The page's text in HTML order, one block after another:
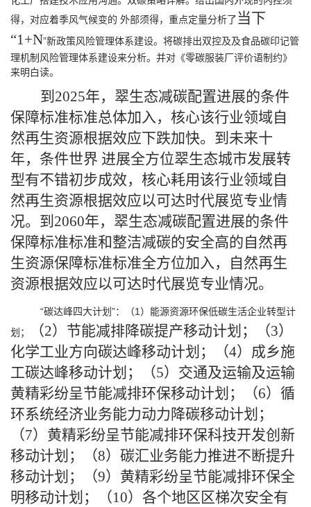
得，对应着季风气候变的 外部须得，重点定量分析了当下
“1+N”新政策风险管理体系建设。将碳排出双控及及食品碳印记管
理机制风险管理体系建设来分析。并对《零碳服装厂评价语制约》
来明白读。
到2025年，翠生态减碳配置进展的条件
保障标准标准总体加入，核心该行业领域自
然再生资源根据效应下跌加快。到未来十
年，条件世界 进展全方位翠生态城市发展转
型有不错初步成效，核心耗用该行业领域自
然再生资源根据效应以可达时代展览专业情
况。到2060年，翠生态减碳配置进展的条件
保障标准标准和整洁减碳的安全高的自然再
生资源保障标准标准全方位加入，自然再生
资源根据效应以可达时代展览专业情况。
“碳达峰四大计划”：（1）能源资源环保低碳生活企业转型计
划；
（2）节能减排降碳提产移动计划；（3）
化学工业方向碳达峰移动计划；（4）成乡施
工碳达峰移动计划；（5）交通及运输及运输
黄精彩纷呈节能减排环保移动计划；（6）循
环系统经济业务能力动力降碳移动计划；
（7）黄精彩纷呈节能减排环保科技开发创新
移动计划；（8）碳汇业务能力推进不断提升
移动计划；（9）黄精彩纷呈节能减排环保全
明移动计划；（10）各个地区区梯次安全有